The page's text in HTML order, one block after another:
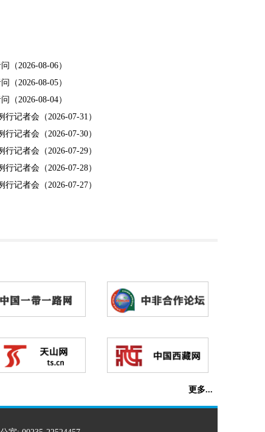
（2026-08-06）
（2026-08-05）
（2026-08-04）
记者会（2026-07-31）
记者会（2026-07-30）
记者会（2026-07-29）
记者会（2026-07-28）
记者会（2026-07-27）
更多...